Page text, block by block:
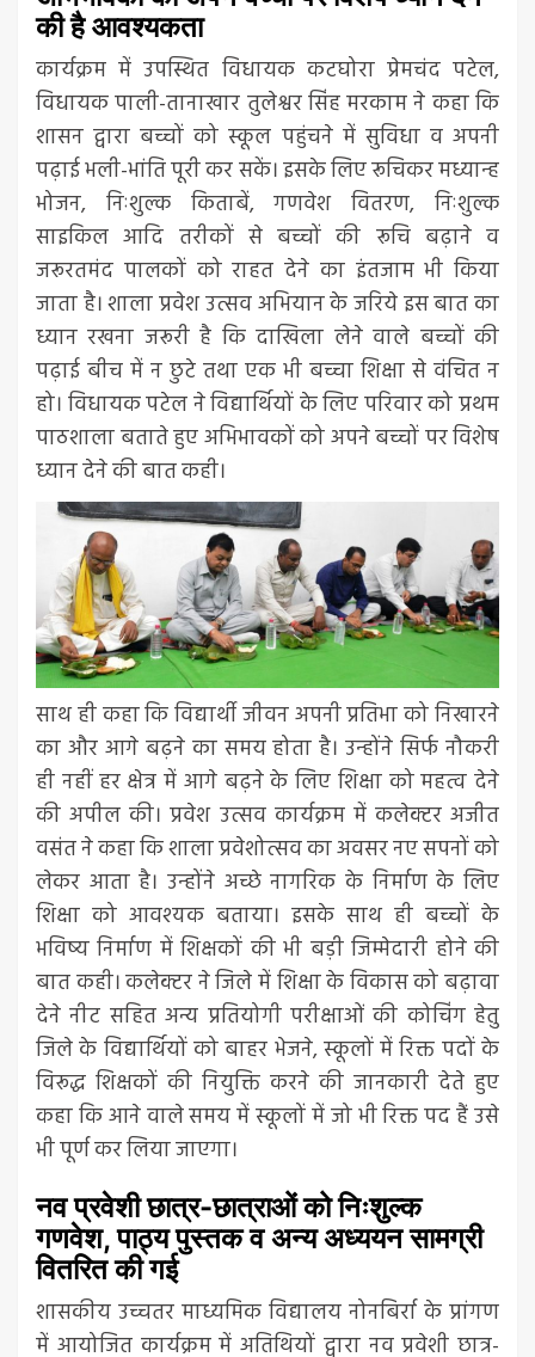
की है आवश्यकता
कार्यक्रम में उपस्थित विधायक कटघोरा प्रेमचंद पटेल,
विधायक पाली-तानाखार तुलेश्वर सिंह मरकाम ने कहा कि
शासन द्वारा बच्चों को स्कूल पहुंचने में सुविधा व अपनी
पढ़ाई भली-भांति पूरी कर सकें। इसके लिए रूचिकर मध्यान्ह
भोजन, निःशुल्क किताबें, गणवेश वितरण, निःशुल्क
साइकिल आदि तरीकों से बच्चों की रूचि बढ़ाने व
जरूरतमंद पालकों को राहत देने का इंतजाम भी किया
जाता है। शाला प्रवेश उत्सव अभियान के जरिये इस बात का
ध्यान रखना जरूरी है कि दाखिला लेने वाले बच्चों की
पढ़ाई बीच में न छुटे तथा एक भी बच्चा शिक्षा से वंचित न
हो। विधायक पटेल ने विद्यार्थियों के लिए परिवार को प्रथम
पाठशाला बताते हुए अभिभावकों को अपने बच्चों पर विशेष
ध्यान देने की बात कही।
साथ ही कहा कि विद्यार्थी जीवन अपनी प्रतिभा को निखारने
का और आगे बढ़ने का समय होता है। उन्होंने सिर्फ नौकरी
ही नहीं हर क्षेत्र में आगे बढ़ने के लिए शिक्षा को महत्व देने
की अपील की। प्रवेश उत्सव कार्यक्रम में कलेक्टर अजीत
वसंत ने कहा कि शाला प्रवेशोत्सव का अवसर नए सपनों को
लेकर आता है। उन्होंने अच्छे नागरिक के निर्माण के लिए
शिक्षा को आवश्यक बताया। इसके साथ ही बच्चों के
भविष्य निर्माण में शिक्षकों की भी बड़ी जिम्मेदारी होने की
बात कही। कलेक्टर ने जिले में शिक्षा के विकास को बढ़ावा
देने नीट सहित अन्य प्रतियोगी परीक्षाओं की कोचिंग हेतु
जिले के विद्यार्थियों को बाहर भेजने, स्कूलों में रिक्त पदों के
विरूद्ध शिक्षकों की नियुक्ति करने की जानकारी देते हुए
कहा कि आने वाले समय में स्कूलों में जो भी रिक्त पद हैं उसे
भी पूर्ण कर लिया जाएगा।
नव प्रवेशी छात्र-छात्राओं को निःशुल्क
गणवेश, पाठ्य पुस्तक व अन्य अध्ययन सामग्री
वितरित की गई
शासकीय उच्चतर माध्यमिक विद्यालय नोनबिर्रा के प्रांगण
में आयोजित कार्यक्रम में अतिथियों द्वारा नव प्रवेशी छात्र-